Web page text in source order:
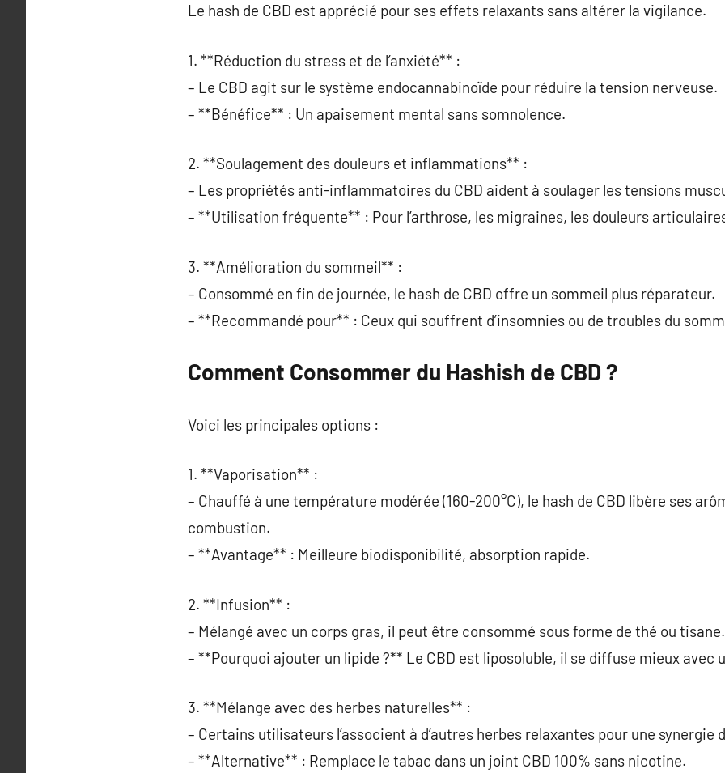
Le hash de CBD est apprécié pour ses effets relaxants sans altérer la vigilance.
1. **Réduction du stress et de l’anxiété** :
– Le CBD agit sur le système endocannabinoïde pour réduire la tension nerveuse.
– **Bénéfice** : Un apaisement mental sans somnolence.
2. **Soulagement des douleurs et inflammations** :
– Les propriétés anti-inflammatoires du CBD aident à soulager les tensions
– **Utilisation fréquente** : Pour l’arthrose, les migraines, les douleurs
3. **Amélioration du sommeil** :
– Consommé en fin de journée, le hash de CBD offre un sommeil plus réparateur.
– **Recommandé pour** : Ceux qui souffrent d’insomnies ou de troubles du
Comment Consommer du Hashish de CBD ?
Voici les principales options :
1. **Vaporisation** :
– Chauffé à une température modérée (160-200°C), le hash de CBD libère ses
combustion.
– **Avantage** : Meilleure biodisponibilité, absorption rapide.
2. **Infusion** :
– Mélangé avec un corps gras, il peut être consommé sous forme de thé ou tisane.
– **Pourquoi ajouter un lipide ?** Le CBD est liposoluble, il se diffuse mieux avec
3. **Mélange avec des herbes naturelles** :
– Certains utilisateurs l’associent à d’autres herbes relaxantes pour une synergie
– **Alternative** : Remplace le tabac dans un joint CBD 100% sans nicotine.